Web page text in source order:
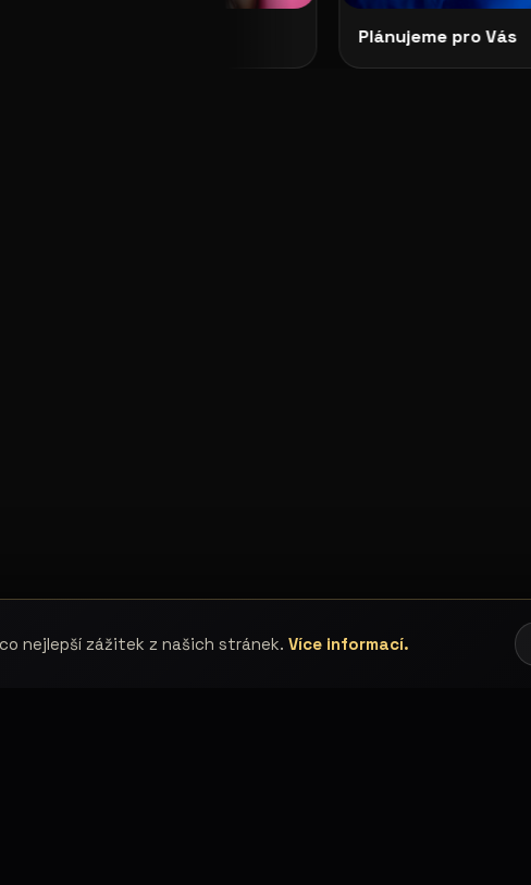
Plánujeme pro Vás
nejlepší zážitek z našich stránek. Více informací.